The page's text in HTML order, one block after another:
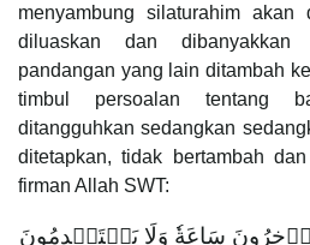
menyambung silaturahim akan
diluaskan dan
pandangan yang lain ditambah
timbul persoalan tentang
ditangguhkan sedangkan
ditetapkan, tidak bertambah
firman Allah SWT:
سَاعَةٗ وَلَا يَسۡتَقۡدِمُونَ